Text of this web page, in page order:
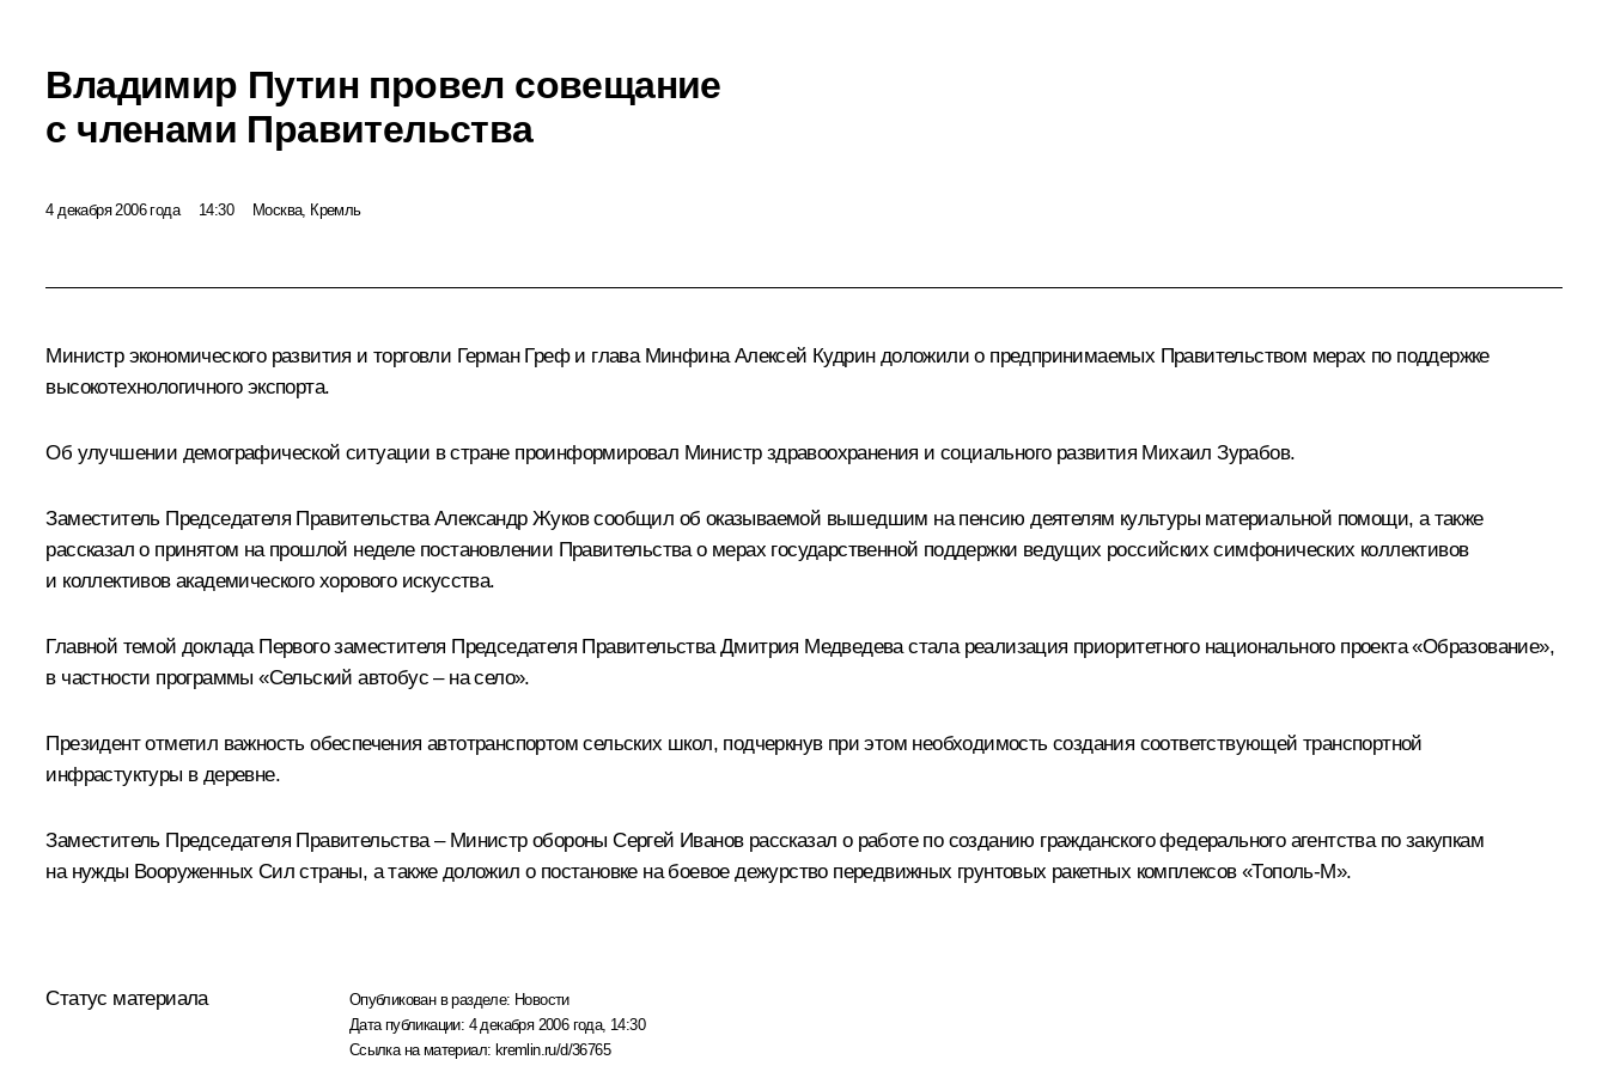
Владимир Путин провел совещание
с членами Правительства
4 декабря 2006 года 14:30 Москва, Кремль
Министр экономического развития и торговли Герман Греф и глава Минфина Алексей Кудрин доложили о предпринимаемых Правительством мерах по поддержке
высокотехнологичного экспорта.
Об улучшении демографической ситуации в стране проинформировал Министр здравоохранения и социального развития Михаил Зурабов.
Заместитель Председателя Правительства Александр Жуков сообщил об оказываемой вышедшим на пенсию деятелям культуры материальной помощи, а также
рассказал о принятом на прошлой неделе постановлении Правительства о мерах государственной поддержки ведущих российских симфонических коллективов
и коллективов академического хорового искусства.
Главной темой доклада Первого заместителя Председателя Правительства Дмитрия Медведева стала реализация приоритетного национального проекта «Образование»,
в частности программы «Сельский автобус – на село».
Президент отметил важность обеспечения автотранспортом сельских школ, подчеркнув при этом необходимость создания соответствующей транспортной
инфрастуктуры в деревне.
Заместитель Председателя Правительства – Министр обороны Сергей Иванов рассказал о работе по созданию гражданского федерального агентства по закупкам
на нужды Вооруженных Сил страны, а также доложил о постановке на боевое дежурство передвижных грунтовых ракетных комплексов «Тополь-М».
Статус материала Опубликован в разделе: Новости
Дата публикации: 4 декабря 2006 года, 14:30
Ссылка на материал: kremlin.ru/d/36765